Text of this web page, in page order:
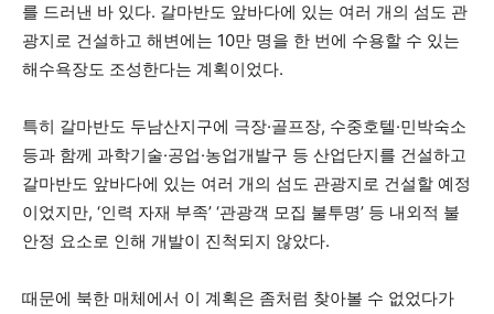
를 드러낸 바 있다. 갈마반도 앞바다에 있는 여러 개의 섬도 관
광지로 건설하고 해변에는 10만 명을 한 번에 수용할 수 있는
해수욕장도 조성한다는 계획이었다.
특히 갈마반도 두남산지구에 극장·골프장, 수중호텔·민박숙소
등과 함께 과학기술·공업·농업개발구 등 산업단지를 건설하고
갈마반도 앞바다에 있는 여러 개의 섬도 관광지로 건설할 예정
이었지만, ‘인력 자재 부족’ ‘관광객 모집 불투명’ 등 내외적 불
안정 요소로 인해 개발이 진척되지 않았다.
때문에 북한 매체에서 이 계획은 좀처럼 찾아볼 수 없었다가